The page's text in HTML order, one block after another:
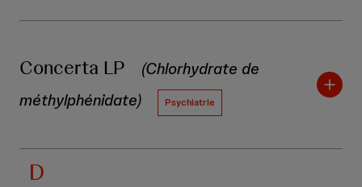
Concerta LP
(Chlorhydrate de
méthylphénidate)
Psychiatrie
D